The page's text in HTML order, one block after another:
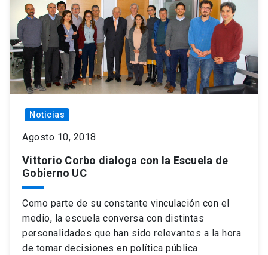
Noticias
Agosto 10, 2018
Vittorio Corbo dialoga con la Escuela de
Gobierno UC
Como parte de su constante vinculación con el
medio, la escuela conversa con distintas
personalidades que han sido relevantes a la hora
de tomar decisiones en política pública